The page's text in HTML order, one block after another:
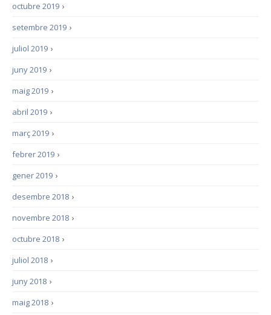
›
octubre 2019
›
setembre 2019
›
juliol 2019
›
juny 2019
›
maig 2019
›
abril 2019
›
març 2019
›
febrer 2019
›
gener 2019
›
desembre 2018
›
novembre 2018
›
octubre 2018
›
juliol 2018
›
juny 2018
›
maig 2018